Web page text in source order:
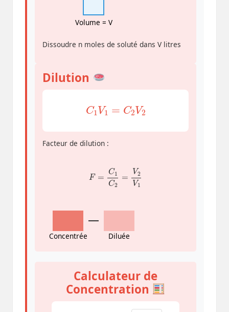
Volume = V
Dissoudre n moles de soluté dans V litres
Dilution
C1V 1=C2V2
Facteur de dilution :
C2 V1
Concentrée Diluée
Calculateur de
Concentration